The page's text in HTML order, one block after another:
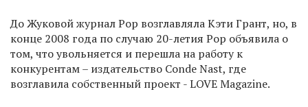
До Жуковой журнал Pop возглавляла Кэти Грант, но, в
конце 2008 года по случаю 20-летия Pop объявила о
том, что увольняется и перешла на работу к
конкурентам – издательство Conde Nast, где
возглавила собственный проект - LOVE Magazine.